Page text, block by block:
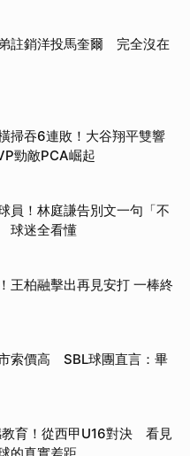
註銷洋投馬奎爾 完全沒在
掃吞6連敗！大谷翔平雙響
勁敵PCA崛起
員！林庭謙告別文一句「不
球迷全看懂
王柏融擊出再見安打 一棒終
索價高 SBL球團直言：畢
育！從西甲U16對決 看見